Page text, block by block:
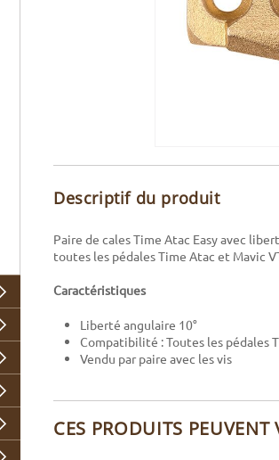
Descriptif du produit
Paire de cales Time Atac Easy avec
toutes les pédales Time Atac et Mavic
Caractéristiques
Liberté angulaire 10°
Compatibilité : Toutes les pédales
Vendu par paire avec les vis
CES PRODUITS PEUVENT